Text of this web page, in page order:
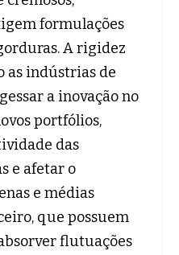
formulações
A rigidez
as indústrias de
a inovação no
portfólios,
das
e afetar o
e médias
que possuem
flutuações